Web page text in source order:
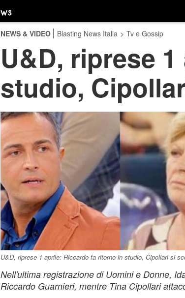
NEWS & VIDEO Blasting News Italia > Tv e Gossip
U&D, riprese
studio,
U&D, riprese 1 aprile: Riccardo fa ritorno in studio, Cipollari si
Nell'ultima registrazione di Uomini e Donne,
Riccardo Guarnieri, mentre Tina Cipollari